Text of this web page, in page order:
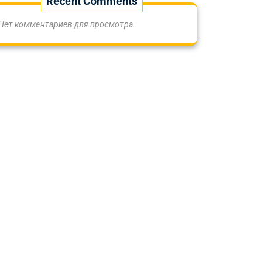
комментариев для просмотра.